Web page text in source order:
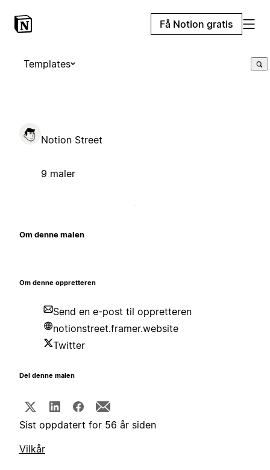
Få Notion gratis
Templates
Notion Street
9 maler
Om denne malen
Om denne oppretteren
Send en e-post til oppretteren
notionstreet.framer.website
Twitter
Del denne malen
Sist oppdatert for 56 år siden
Vilkår